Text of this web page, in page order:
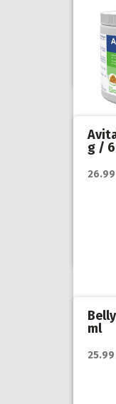
Hoito
Koirat
Katso
Hoito
g /
ml
25.99